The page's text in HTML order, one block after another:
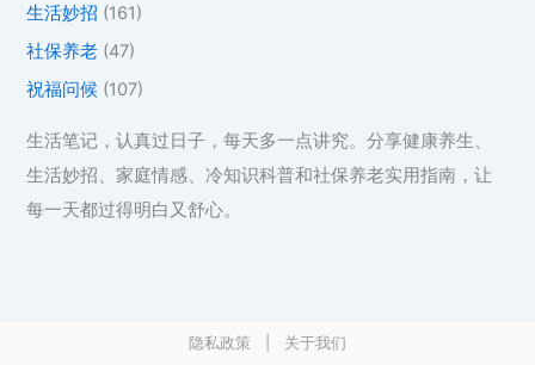
生活妙招 (161)
社保养老 (47)
祝福问候 (107)
生活笔记，认真过日子，每天多一点讲究。分享健康养生、
生活妙招、家庭情感、冷知识科普和社保养老实用指南，让
每一天都过得明白又舒心。
隐私政策 关于我们